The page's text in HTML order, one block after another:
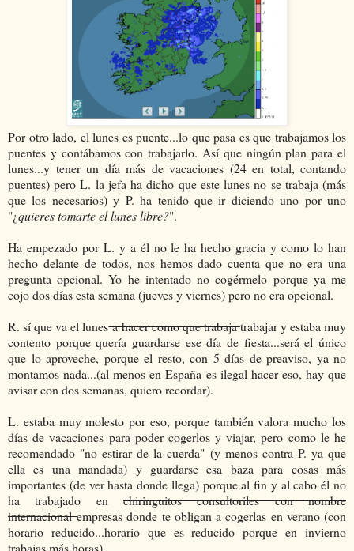
Por otro lado, el lunes es puente...lo que pasa es que trabajamos los
puentes y contábamos con trabajarlo. Así que ningún plan para el
lunes...y tener un día más de vacaciones (24 en total, contando
puentes) pero L. la jefa ha dicho que este lunes no se trabaja (más
que los necesarios) y P. ha tenido que ir diciendo uno por uno
"¿quieres tomarte el lunes libre?".
Ha empezado por L. y a él no le ha hecho gracia y como lo han
hecho delante de todos, nos hemos dado cuenta que no era una
pregunta opcional. Yo he intentado no cogérmelo porque ya me
cojo dos días esta semana (jueves y viernes) pero no era opcional.
R. sí que va el lunesa hacer como que trabajatrabajar y estaba muy
contento porque quería guardarse ese día de fiesta...será el único
que lo aproveche, porque el resto, con 5 días de preaviso, ya no
montamos nada...(al menos en España es ilegal hacer eso, hay que
avisar con dos semanas, quiero recordar).
L. estaba muy molesto por eso, porque también valora mucho los
días de vacaciones para poder cogerlos y viajar, pero como le he
recomendado "no estirar de la cuerda" (y menos contra P. ya que
ella es una mandada) y guardarse esa baza para cosas más
importantes (de ver hasta donde llega) porque al fin y al cabo él no
ha trabajado en chiringuitos consultoriles con nombre
internacionalempresas donde te obligan a cogerlas en verano (con
horario reducido...horario que es reducido porque en invierno
trabajas más horas).